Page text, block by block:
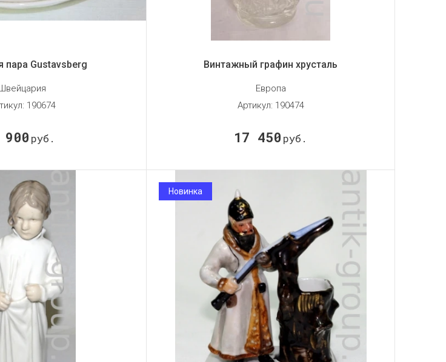
пара Gustavsberg
190674
900 руб.
Винтажный графин хрусталь
Европа
Артикул: 190474
17 450 руб.
Новинка